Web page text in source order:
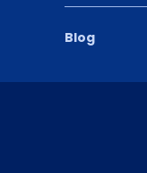
Blog